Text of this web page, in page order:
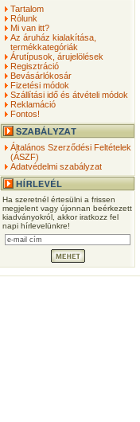
Tartalom
Rólunk
Mi van itt?
Az áruház kialakítása,
termékkategóriák
Árutípusok, árujelölések
Regisztráció
Bevásárlókosár
Fizetési módok
Szállítási idő és átvételi módok
Reklamáció
Fontos!
Általános Szerződési Feltételek
(ÁSZF)
Adatvédelmi szabályzat
Ha szeretnél értesülni a frissen
megjelent vagy újonnan beérkezett
kiadványokról, akkor iratkozz fel
napi hírlevelünkre!